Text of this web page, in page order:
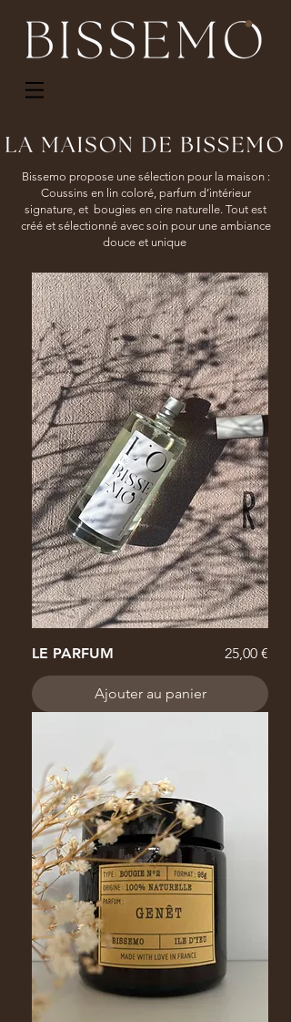
Bissemo propose une sélection pour la maison :
Coussins en lin coloré, parfum d’intérieur
signature, et bougies en cire naturelle. Tout est
créé et sélectionné avec soin pour une ambiance
douce et unique
LE PARFUM Prix
25,00 €
Ajouter au panier